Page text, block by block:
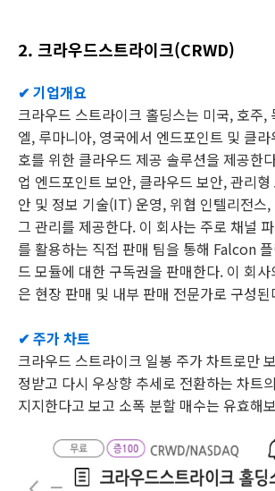
2. 크라우드스트라이크(CRWD)
✔ 기업개요
크라우드 스트라이크 홀딩스는 미국, 호주,
엘, 루마니아, 영국에서 엔드포인트 및 클
호를 위한 클라우드 제공 솔루션을 제공한
업 엔드포인트 보안, 클라우드 보안, 관리
안 및 정보 기술(IT) 운영, 위협 인텔리전스
그 관리를 제공한다. 이 회사는 주로 채널
를 활용하는 직접 판매 팀을 통해 Falcon
드 모듈에 대한 구독권을 판매한다. 이 회사
은 현장 판매 및 내부 판매 전문가로 구성된
✔ 주가 차트
크라우드 스트라이크 일봉 주가 차트로만
정받고 다시 우상향 추세로 전환하는 차트
지지한다고 보고 소폭 분할 매수는 유효해